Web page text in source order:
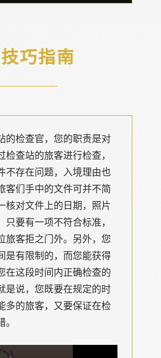
巧指南
的检查官，您的职责是对
检查站的旅客进行检查，
不存在问题，入境理由也
客们手中的文件可并不简
核对文件上的日期，照片
只要有一项不符合标准，
旅客拒之门外。另外，您
是有限制的，而您能获得
在这段时间内正确检查的
是说，您既要在规定的时
多的旅客，又要保证在检